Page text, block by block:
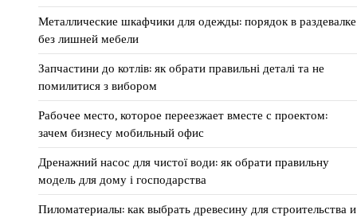
Металлические шкафчики для одежды: порядок в раздевалке
без лишней мебели
Запчастини до котлів: як обрати правильні деталі та не
помилитися з вибором
Рабочее место, которое переезжает вместе с проектом:
зачем бизнесу мобильный офис
Дренажний насос для чистої води: як обрати правильну
модель для дому і господарства
Пиломатериалы: как выбрать древесину для строительства и